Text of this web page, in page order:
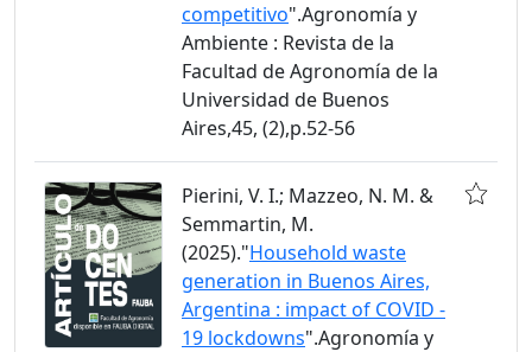
competitivo".Agronomía y
Ambiente : Revista de la
Facultad de Agronomía de la
Universidad de Buenos
Aires,45, (2),p.52-56
Pierini, V. I.; Mazzeo, N. M. &
Semmartin, M.
(2025)."Household waste
generation in Buenos Aires,
Argentina : impact of COVID -
19 lockdowns".Agronomía y